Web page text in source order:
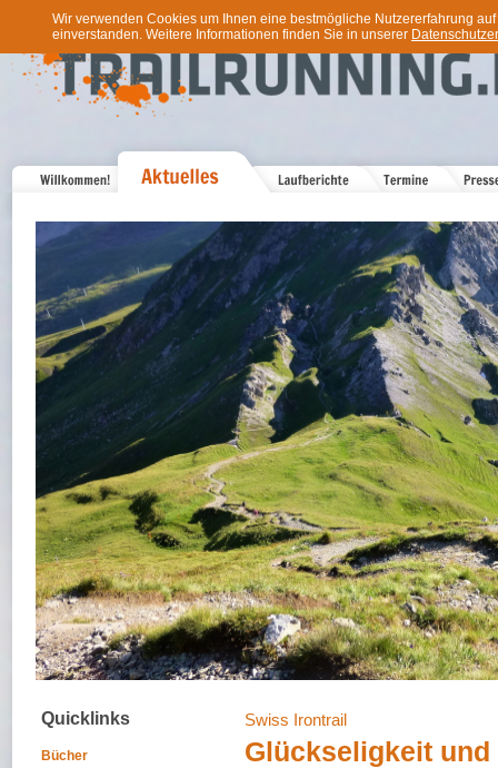
Wir verwenden Cookies um Ihnen eine bestmögliche Nutzererfahrung
einverstanden. Weitere Informationen finden Sie in unserer
Quicklinks
Bücher
Swiss Irontrail
Glückseligkeit und